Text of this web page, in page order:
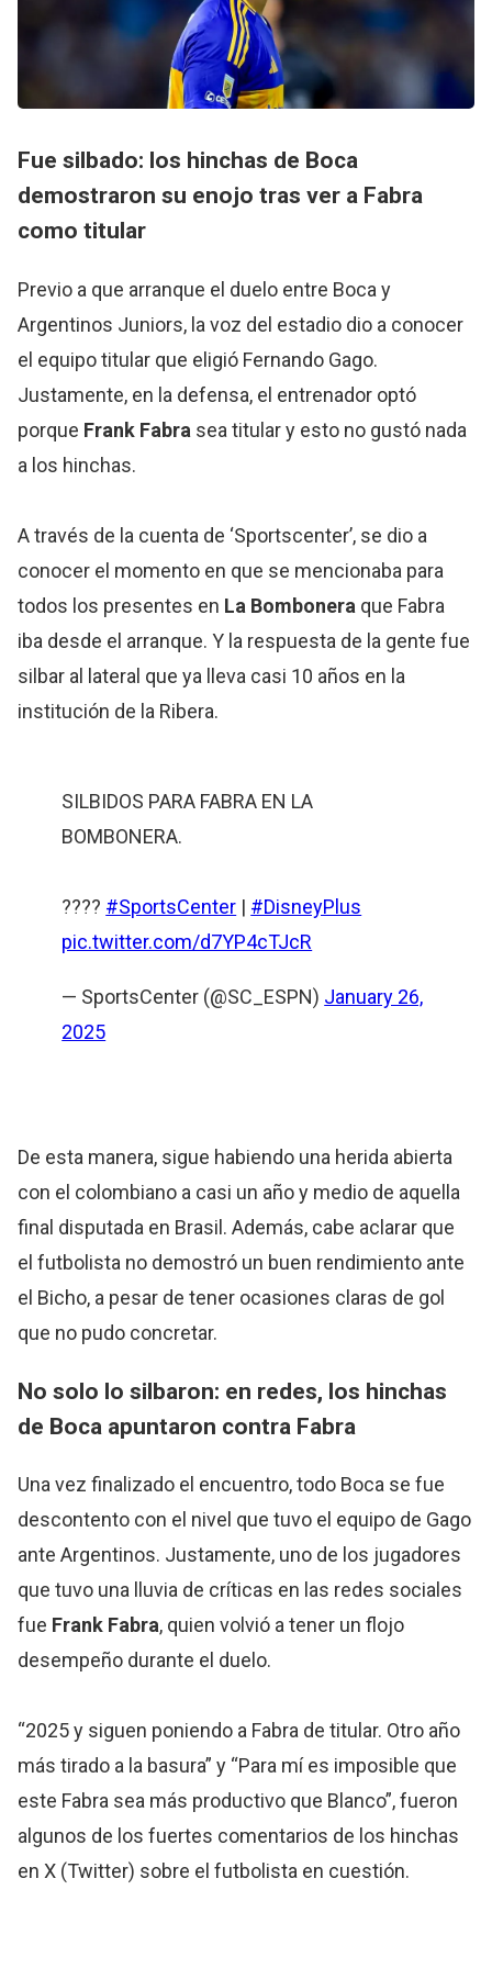
Fue silbado: los hinchas de Boca
demostraron su enojo tras ver a Fabra
como titular
Previo a que arranque el duelo entre Boca y
Argentinos Juniors, la voz del estadio dio a conocer
el equipo titular que eligió Fernando Gago.
Justamente, en la defensa, el entrenador optó
porque Frank Fabra sea titular y esto no gustó nada
a los hinchas.
A través de la cuenta de ‘Sportscenter’, se dio a
conocer el momento en que se mencionaba para
todos los presentes en La Bombonera que Fabra
iba desde el arranque. Y la respuesta de la gente fue
silbar al lateral que ya lleva casi 10 años en la
institución de la Ribera.
SILBIDOS PARA FABRA EN LA
BOMBONERA.
???? #SportsCenter | #DisneyPlus
pic.twitter.com/d7YP4cTJcR
— SportsCenter (@SC_ESPN) January 26,
2025
De esta manera, sigue habiendo una herida abierta
con el colombiano a casi un año y medio de aquella
final disputada en Brasil. Además, cabe aclarar que
el futbolista no demostró un buen rendimiento ante
el Bicho, a pesar de tener ocasiones claras de gol
que no pudo concretar.
No solo lo silbaron: en redes, los hinchas
de Boca apuntaron contra Fabra
Una vez finalizado el encuentro, todo Boca se fue
descontento con el nivel que tuvo el equipo de Gago
ante Argentinos. Justamente, uno de los jugadores
que tuvo una lluvia de críticas en las redes sociales
fue Frank Fabra, quien volvió a tener un flojo
desempeño durante el duelo.
“2025 y siguen poniendo a Fabra de titular. Otro año
más tirado a la basura” y “Para mí es imposible que
este Fabra sea más productivo que Blanco”, fueron
algunos de los fuertes comentarios de los hinchas
en X (Twitter) sobre el futbolista en cuestión.